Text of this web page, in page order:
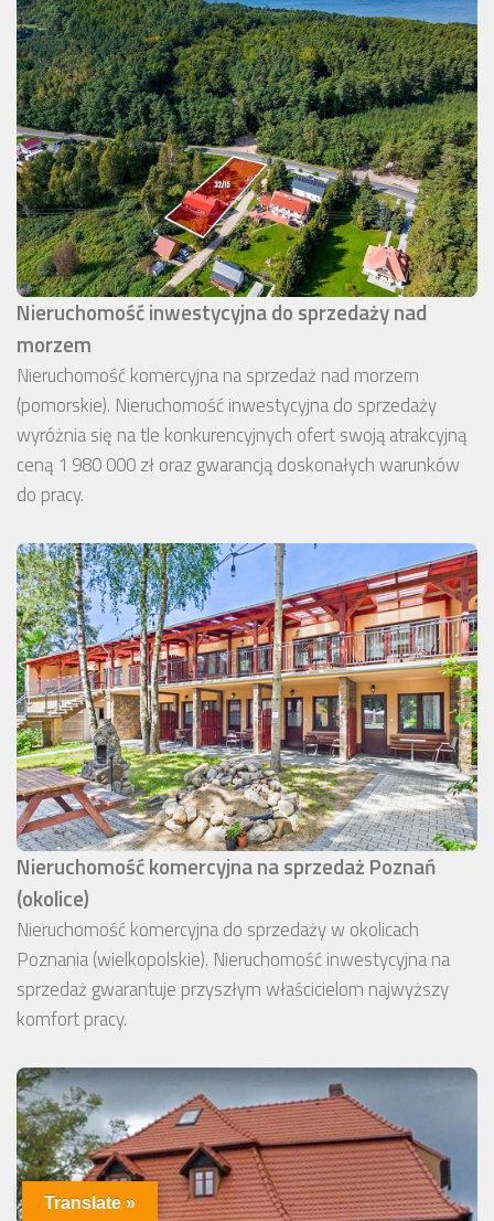
Nieruchomość inwestycyjna do sprzedaży nad
morzem
Nieruchomość komercyjna na sprzedaż nad morzem
(pomorskie). Nieruchomość inwestycyjna do sprzedaży
wyróżnia się na tle konkurencyjnych ofert swoją atrakcyjną
ceną 1 980 000 zł oraz gwarancją doskonałych warunków
do pracy.
Nieruchomość komercyjna na sprzedaż Poznań
(okolice)
Nieruchomość komercyjna do sprzedaży w okolicach
Poznania (wielkopolskie). Nieruchomość inwestycyjna na
sprzedaż gwarantuje przyszłym właścicielom najwyższy
komfort pracy.
Translate »